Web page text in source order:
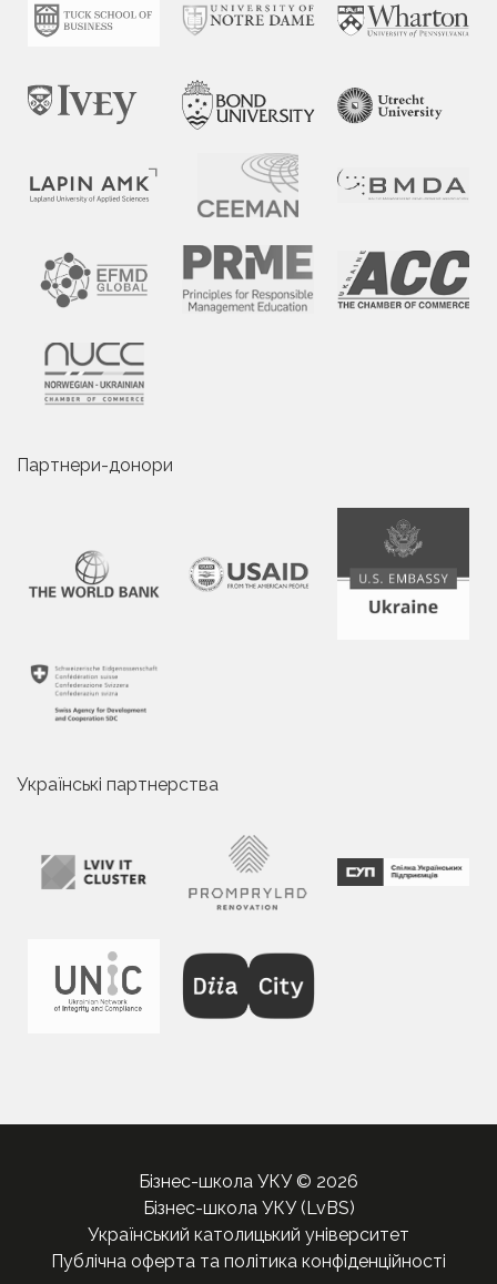
Партнери-донори
Українські партнерства
Бізнес-школа УКУ © 2026
Бізнес-школа УКУ (LvBS)
Український католицький університет
Публічна оферта та політика конфіденційності